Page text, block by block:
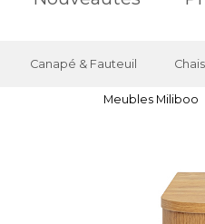
Canapé & Fauteuil
Meubles Miliboo